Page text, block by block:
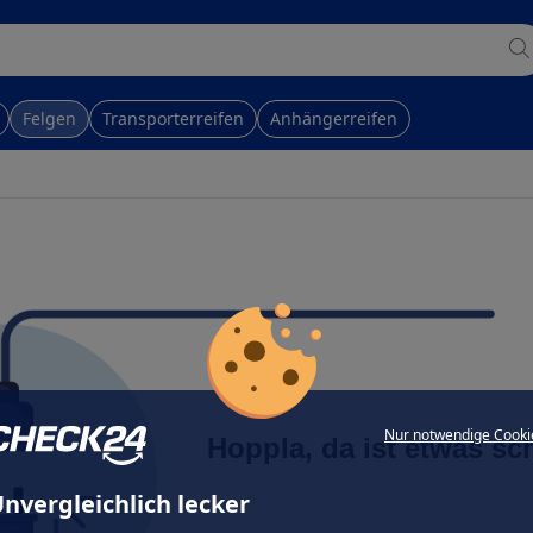
Nur notwendige
lecker
Felgen Transporterreifen Anhängerreifen
Hoppla, da ist etwas